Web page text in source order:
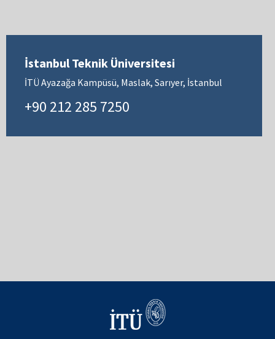
İstanbul Teknik Üniversitesi
İTÜ Ayazağa Kampüsü, Maslak, Sarıyer, İstanbul
+90 212 285 7250